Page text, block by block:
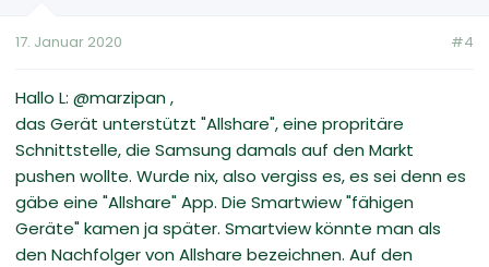
17. Januar 2020 #4
Hallo L: @marzipan ,
das Gerät unterstützt "Allshare", eine propritäre
Schnittstelle, die Samsung damals auf den Markt
pushen wollte. Wurde nix, also vergiss es, es sei denn es
gäbe eine "Allshare" App. Die Smartwiew "fähigen
Geräte" kamen ja später. Smartview könnte man als
den Nachfolger von Allshare bezeichnen. Auf den